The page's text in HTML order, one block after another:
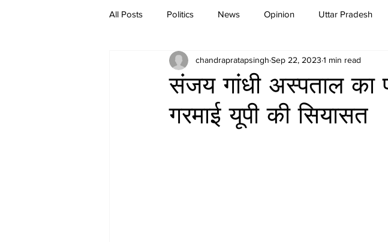
All Posts Politics News Opinion Uttar Pradesh
संजय गांधी अस्पताल का
गरमाई यूपी की सियासत
chandrapratapsingh Sep 22, 2023 1 min read